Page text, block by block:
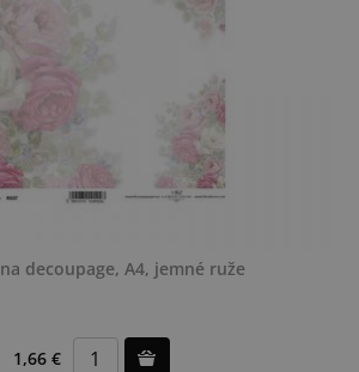
decoupage, A4, jemné ruže
1,66 €